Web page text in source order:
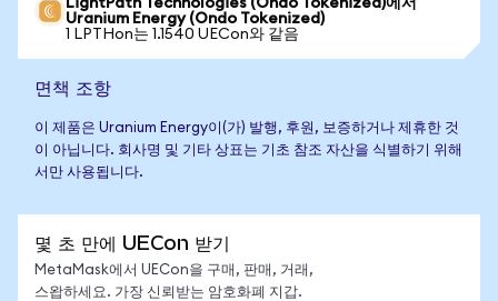
LightPath Technologies (Ondo Tokenized)에서
Uranium Energy (Ondo Tokenized)
1 LPTHon는 1.1540 UECon와 같음
면책 조항
이 제품은 Uranium Energy이(가) 발행, 후원, 보증하거나 제휴한 것
이 아닙니다. 회사명 및 기타 상표는 기초 참조 자산을 식별하기 위해
서만 사용됩니다.
몇 초 만에 UECon 받기
MetaMask에서 UECon을 구매, 판매, 거래,
스왑하세요. 가장 신뢰받는 암호화폐 지갑.